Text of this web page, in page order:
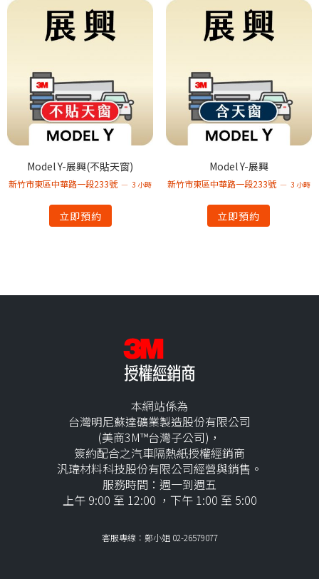
Model Y-展興(不貼天窗)
新竹市東區中華路一段233號 3 小時
立即預約
Model Y-展興
新竹市東區中華路一段233號 3 小時
立即預約
本網站係為
台灣明尼蘇達礦業製造股份有限公司
(美商3M™台灣子公司)，
簽約配合之汽車隔熱紙授權經銷商
汎瑋材料科技股份有限公司經營與銷售。
服務時間：週一到週五
上午 9:00 至 12:00 ，下午 1:00 至 5:00
客服專線：鄭小姐 02-26579077